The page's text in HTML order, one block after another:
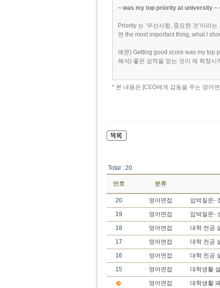
~ was my top priority at university ~
Priority 는 ‘우선사항, 중요한 것’이라
면 the most important thing, what I
예문) Getting good score was my top
해석) 좋은 성적을 얻는 것이 제 학창시
* 본 내용은 [CEO에게 감동을 주는 영어
Total : 20
번호 분류
20 영어면접
압박질문-
19
영어면접
압박질문-
18
영어면접
대학 전공
17
영어면접
대학 전공
16
영어면접
대학 전공
15
영어면접
대학생활
영어면접
대학생활